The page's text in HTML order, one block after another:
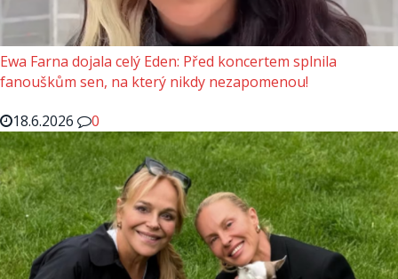
Ewa Farna dojala celý Eden: Před koncertem splnila
fanouškům sen, na který nikdy nezapomenou!
18.6.2026
0